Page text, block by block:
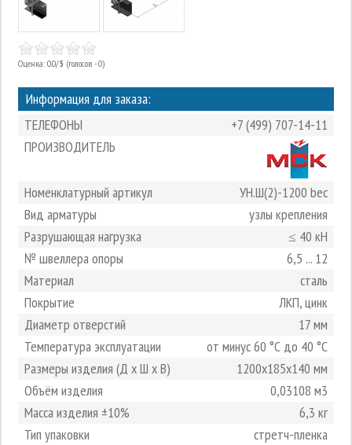
Оценка: 0.0/5 (голосов - 0)
Информация для заказа:
ТЕЛЕФОНЫ
+7 (499) 707-14-11
ПРОИЗВОДИТЕЛЬ
Номенклатурный артикул
УН.Ш(2)-1200 bec
Вид арматуры
узлы крепления
Разрушающая нагрузка
≤ 40 кН
№ швеллера опоры
6,5 ... 12
Материал
сталь
Покрытие
ЛКП, цинк
Диаметр отверстий
17 мм
Температура эксплуатации
от минус 60 °С до 40 °С
Размеры изделия (Д х Ш х В)
1200х185х140 мм
Объём изделия
0,03108 м3
Масса изделия ±10%
6,3 кг
Тип упаковки
стретч-пленка